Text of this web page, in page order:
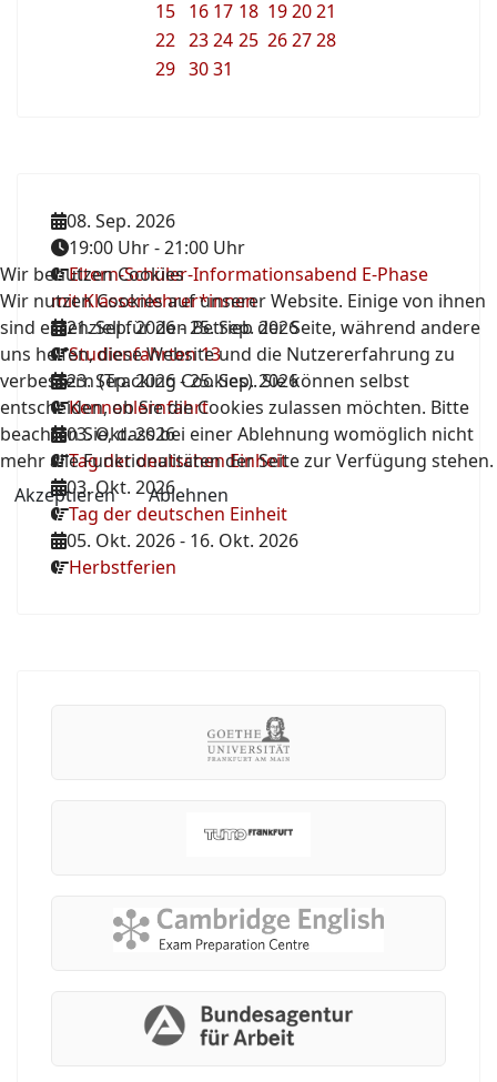
15 16 17 18 192021
22 2324 25 262728
29 3031
08. Sep. 2026
19:00 Uhr-21:00 Uhr
Eltern-Schüler-Informationsabend E-Phase
mit Klassenlehrer*innen
21. Sep. 2026-25. Sep. 2026
Studienfahrten 13
23. Sep. 2026-25. Sep. 2026
Kennenlernfahrt
03. Okt. 2026
Tag der deutschen Einheit
03. Okt. 2026
Tag der deutschen Einheit
05. Okt. 2026- 16. Okt. 2026
Herbstferien
Wir benutzen Cookies
Wir nutzen Cookies auf unserer Website. Einige von ihnen
sind essenziell für den Betrieb der Seite, während andere
uns helfen, diese Website und die Nutzererfahrung zu
verbessern (Tracking Cookies). Sie können selbst
entscheiden, ob Sie die Cookies zulassen möchten. Bitte
beachten Sie, dass bei einer Ablehnung womöglich nicht
mehr alle Funktionalitäten der Seite zur Verfügung stehen.
Akzeptieren
Ablehnen